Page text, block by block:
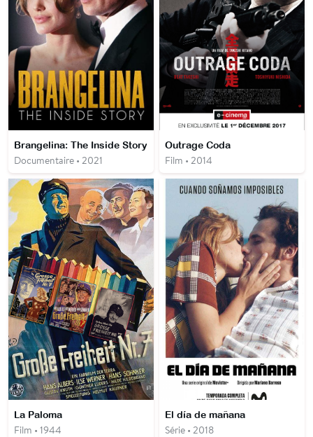
Brangelina: The Inside Story
Documentaire • 2021
Outrage Coda
Film • 2014
La Paloma
Film • 1944
El día de mañana
Série • 2018